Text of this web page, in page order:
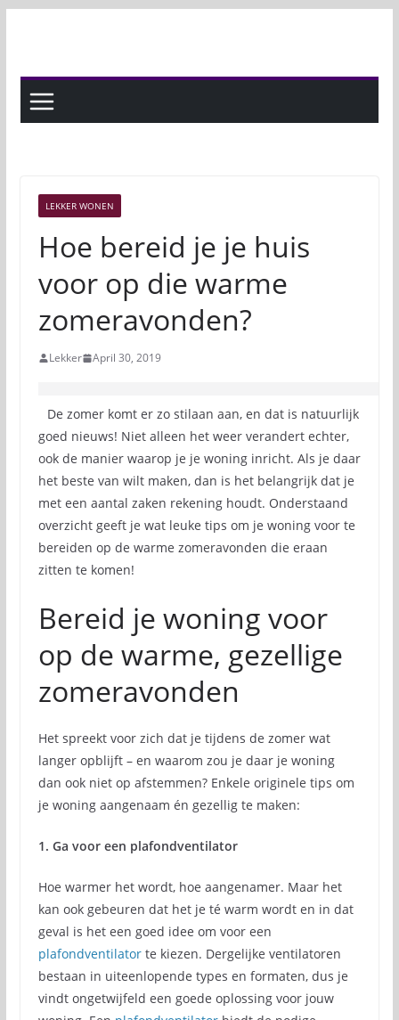
LEKKER WONEN
Hoe bereid je je huis
voor op die warme
zomeravonden?
Lekker April 30, 2019
De zomer komt er zo stilaan aan, en dat is natuurlijk
goed nieuws! Niet alleen het weer verandert echter,
ook de manier waarop je je woning inricht. Als je daar
het beste van wilt maken, dan is het belangrijk dat je
met een aantal zaken rekening houdt. Onderstaand
overzicht geeft je wat leuke tips om je woning voor te
bereiden op de warme zomeravonden die eraan
zitten te komen!
Bereid je woning voor
op de warme, gezellige
zomeravonden
Het spreekt voor zich dat je tijdens de zomer wat
langer opblijft – en waarom zou je daar je woning
dan ook niet op afstemmen? Enkele originele tips om
je woning aangenaam én gezellig te maken:
1. Ga voor een plafondventilator
Hoe warmer het wordt, hoe aangenamer. Maar het
kan ook gebeuren dat het je té warm wordt en in dat
geval is het een goed idee om voor een
plafondventilatorte kiezen. Dergelijke ventilatoren
bestaan in uiteenlopende types en formaten, dus je
vindt ongetwijfeld een goede oplossing voor jouw